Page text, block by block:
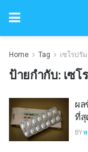
Home Tag เซโรปรัม
ป้ายกำกับ: เซโ
ผล
ที่สุ
BYห